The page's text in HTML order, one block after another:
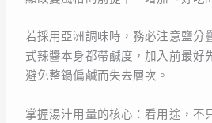
若採用亞洲調味時，務必注意鹽分
式辣醬本身都帶鹹度，加入前最好
避免整鍋偏鹹而失去層次。
掌握湯汁用量的核心：看用途，不